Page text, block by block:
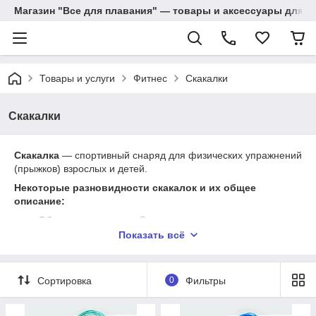
Магазин "Все для плавания" — товары и аксессуары для
Товары и услуги Фитнес Скакалки
Скакалки
Скакалка — спортивный снаряд для физических упражнений
(прыжков) взрослых и детей.
Некоторые разновидности скакалок и их общее
описание:
Обычные скакалки
. Состоят из резинового шнура и
двух ручек, чаще всего пластмассовых (но бывают и
простых упражнений.
Скоростные скакалки
. Нужны для динамичных
Показать всё
Сортировка 0 Фильтры